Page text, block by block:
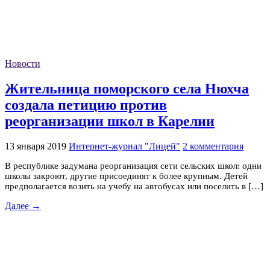
Новости
Жительница поморского села Нюхча
создала петицию против
реорганизации школ в Карелии
13 января 2019 Интернет-журнал "Лицей" 2 комментария
В республике задумана реорганизация сети сельских школ: одни
школы закроют, другие присоединят к более крупным. Детей
предполагается возить на учебу на автобусах или поселить в […]
Далее →